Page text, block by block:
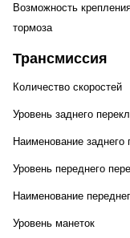
Возможность
тормоза
Трансмиссия
Количество скоростей
Уровень заднего
Наименование заднего
Уровень переднего
Наименование
Уровень манеток